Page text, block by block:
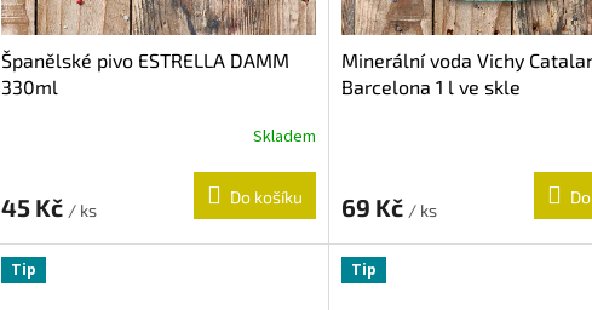
Španělské pivo ESTRELLA DAMM
330ml
Skladem
45 Kč / ks
Do košíku
Minerální voda Vichy
Barcelona 1 l ve skle
69 Kč / ks
Tip Tip